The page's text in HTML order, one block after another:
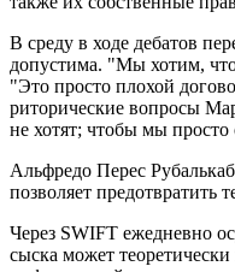
В среду в ходе дебатов
допустима. "Мы хотим,
"Это просто плохой
риторические вопросы
не хотят; чтобы мы
Альфредо Перес
позволяет предотвратить
Через SWIFT ежедневно
сыска может